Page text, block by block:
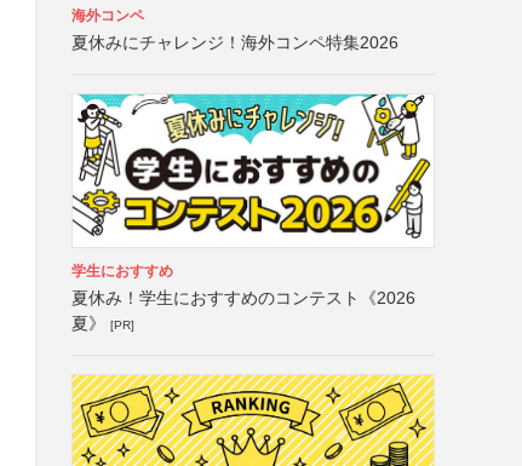
海外コンペ
夏休みにチャレンジ！海外コンペ特集2026
学生におすすめ
夏休み！学生におすすめのコンテスト《2026
夏》
[PR]